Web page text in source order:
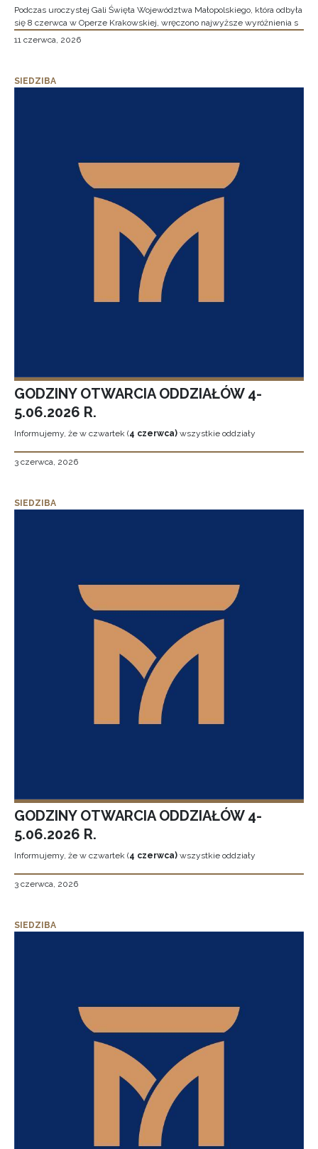
Podczas uroczystej Gali Święta Województwa Małopolskiego, która odbyła
się 8 czerwca w Operze Krakowskiej, wręczono najwyższe wyróżnienia s
11 czerwca, 2026
SIEDZIBA
GODZINY OTWARCIA ODDZIAŁÓW 4-
5.06.2026 R.
Informujemy, że w czwartek (4 czerwca) wszystkie oddziały
3 czerwca, 2026
SIEDZIBA
GODZINY OTWARCIA ODDZIAŁÓW 4-
5.06.2026 R.
Informujemy, że w czwartek (4 czerwca) wszystkie oddziały
3 czerwca, 2026
SIEDZIBA